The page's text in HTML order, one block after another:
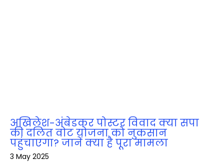
अखिलेश-अंबेडकर पोस्टर विवाद क्या सपा
की दलित वोट योजना को नुकसान
पहुंचाएगा? जानें क्या है पूरा मामला
3 May 2025